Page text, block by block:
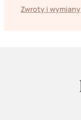
Zwroty i wymiany